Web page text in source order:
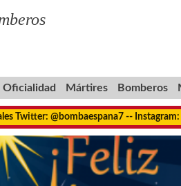
Oficialidad Mártires Bomberos
Twitter: @bombaespana7 --